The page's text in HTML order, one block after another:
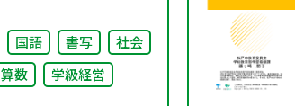
国語 書写
社会
算数 学級経営